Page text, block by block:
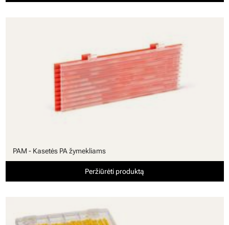
PAM - Kasetės PA žymekliams
Peržiūrėti produktą